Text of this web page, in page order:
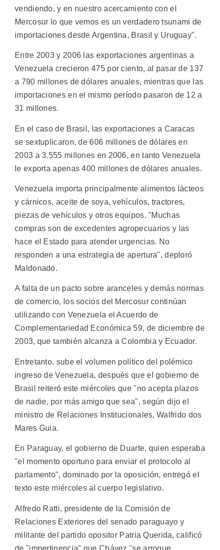
vendiendo, y en nuestro acercamiento con el
Mercosur lo que vemos es un verdadero tsunami de
importaciones desde Argentina, Brasil y Uruguay".
Entre 2003 y 2006 las exportaciones argentinas a
Venezuela crecieron 475 por ciento, al pasar de 137
a 790 millones de dólares anuales, mientras que las
importaciones en el mismo período pasaron de 12 a
31 millones.
En el caso de Brasil, las exportaciones a Caracas
se sextuplicaron, de 606 millones de dólares en
2003 a 3.555 millones en 2006, en tanto Venezuela
le exporta apenas 400 millones de dólares anuales.
Venezuela importa principalmente alimentos lácteos
y cárnicos, aceite de soya, vehículos, tractores,
piezas de vehículos y otros equipos. "Muchas
compras son de excedentes agropecuarios y las
hace el Estado para atender urgencias. No
responden a una estrategia de apertura", deploró
Maldonado.
A falta de un pacto sobre aranceles y demás normas
de comercio, los socios del Mercosur continúan
utilizando con Venezuela el Acuerdo de
Complementariedad Económica 59, de diciembre de
2003, que también alcanza a Colombia y Ecuador.
Entretanto, sube el volumen político del polémico
ingreso de Venezuela, después que el gobierno de
Brasil reiteró este miércoles que "no acepta plazos
de nadie, por más amigo que sea", según dijo el
ministro de Relaciones Institucionales, Walfrido dos
Mares Guia.
En Paraguay, el gobierno de Duarte, quien esperaba
"el momento oportuno para enviar el protocolo al
parlamento", dominado por la oposición, entregó el
texto este miércoles al cuerpo legislativo.
Alfredo Ratti, presidente de la Comisión de
Relaciones Exteriores del senado paraguayo y
militante del partido opositor Patria Querida, calificó
de "impertinencia" que Chávez "se arrogue